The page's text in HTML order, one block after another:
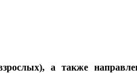
а также